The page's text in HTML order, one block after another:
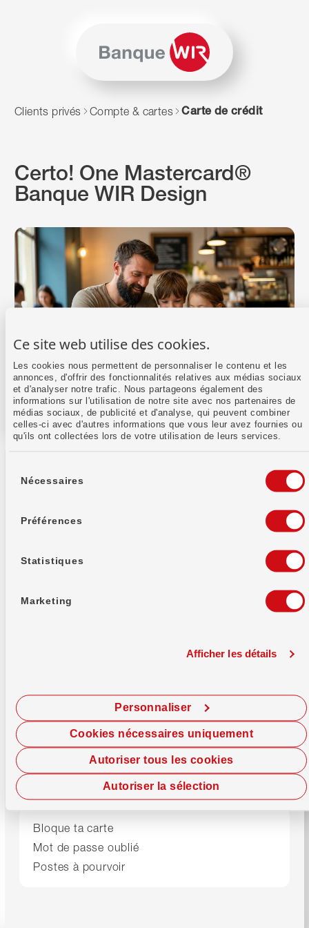
Ce site web utilise des cookies.
Les cookies nous permettent de personnaliser le contenu et les
annonces, d'offrir des fonctionnalités relatives aux médias sociaux
et d'analyser notre trafic. Nous partageons également des
informations sur l'utilisation de notre site avec nos partenaires de
médias sociaux, de publicité et d'analyse, qui peuvent combiner
celles-ci avec d'autres informations que vous leur avez fournies ou
qu'ils ont collectées lors de votre utilisation de leurs services.
Nécessaires
Préférences
Statistiques
Marketing
Afficher les détails
Autoriser tous les cookies
Personnaliser
Autoriser la sélection
Cookies nécessaires uniquement
JavaScript est nécessaire pour naviguer sur ce site.
Clients privés Compte & cartes Carte de crédit
Certo! One Mastercard®
Banque WIR Design
4002 Bâle
WIRBCHBB
Support
Centre de conseils
0800 947 947
Lundi–Vendredi
08.00–17.00 h
0800 947 940
24/7 Debit Helpline
061 277 98 76
Bloque ta carte
Mot de passe oublié
Postes à pourvoir